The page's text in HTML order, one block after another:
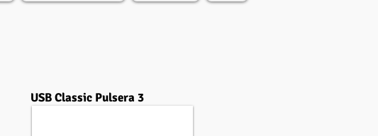
USB Classic Pulsera 3